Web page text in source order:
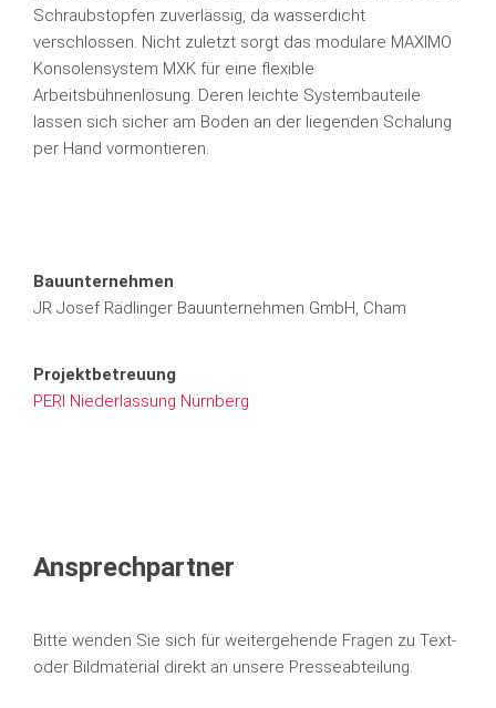
Schraubstopfen zuverlässig, da wasserdicht
verschlossen. Nicht zuletzt sorgt das modulare MAXIMO
Konsolensystem MXK für eine flexible
Arbeitsbühnenlösung. Deren leichte Systembauteile
lassen sich sicher am Boden an der liegenden Schalung
per Hand vormontieren.
Bauunternehmen
JR Josef Rädlinger Bauunternehmen GmbH, Cham
Projektbetreuung
PERI Niederlassung Nürnberg
Ansprechpartner
Bitte wenden Sie sich für weitergehende Fragen zu Text-
oder Bildmaterial direkt an unsere Presseabteilung.